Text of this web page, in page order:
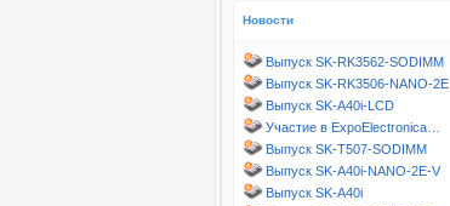
Новости
Выпуск SK-RK3562-SODIMM
Выпуск SK-RK3506-NANO-2E
Выпуск SK-A40i-LCD
Участие в ExpoElectronica…
Выпуск SK-T507-SODIMM
Выпуск SK-A40i-NANO-2E-V
Выпуск SK-A40i